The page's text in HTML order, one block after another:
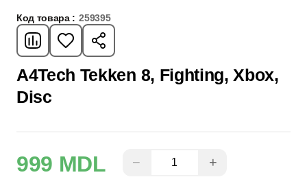
Код товара : 259395
A4Tech Tekken 8, Fighting, Xbox,
Disc
999 MDL − +